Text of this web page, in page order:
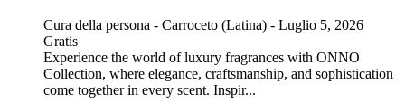
Cura della persona - Carroceto (Latina) - Luglio 5, 2026
Gratis
Experience the world of luxury fragrances with ONNO
Collection, where elegance, craftsmanship, and sophistication
come together in every scent. Inspir...